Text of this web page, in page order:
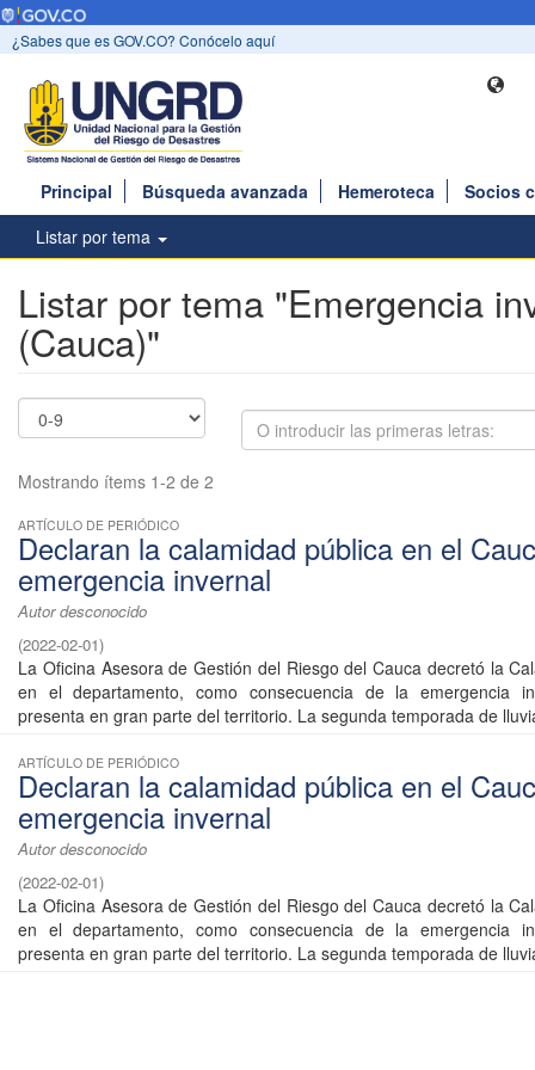
¿Sabes que es GOV.CO? Conócelo aquí
Principal Búsqueda avanzada Hemeroteca
Socios
Listar por tema
Listar por tema "Emergencia
(Cauca)"
Mostrando ítems 1-2 de 2
ARTÍCULO DE PERIÓDICO
Declaran la calamidad pública en el
emergencia invernal
Autor desconocido
(2022-02-01)
La Oficina Asesora de Gestión del Riesgo del Cauca decretó la
en el departamento, como consecuencia de la emergencia
presenta en gran parte del territorio. La segunda temporada de
ARTÍCULO DE PERIÓDICO
Declaran la calamidad pública en el
emergencia invernal
Autor desconocido
(2022-02-01)
La Oficina Asesora de Gestión del Riesgo del Cauca decretó la
en el departamento, como consecuencia de la emergencia
presenta en gran parte del territorio. La segunda temporada de